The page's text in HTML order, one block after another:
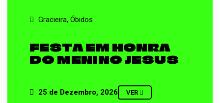
Gracieira, Óbidos
FESTA EM HONRA
DO MENINO JESUS
25 de Dezembro, 2026 VER